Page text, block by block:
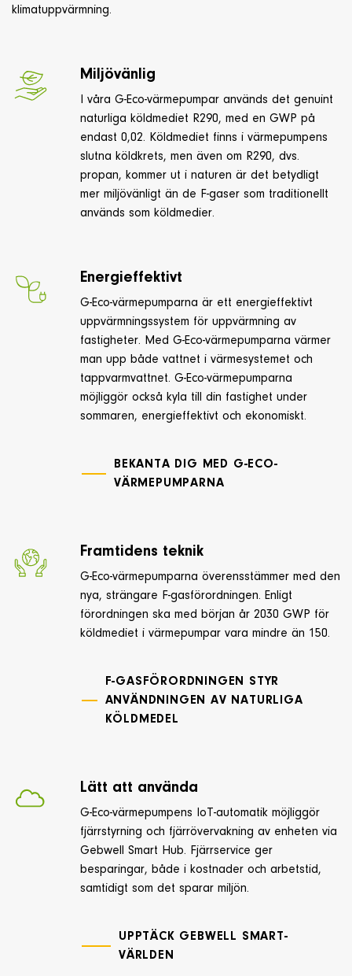
klimatuppvärmning.
Miljövänlig
I våra G-Eco-värmepumpar används det genuint
naturliga köldmediet R290, med en GWP på
endast 0,02. Köldmediet finns i värmepumpens
slutna köldkrets, men även om R290, dvs.
propan, kommer ut i naturen är det betydligt
mer miljövänligt än de F-gaser som traditionellt
används som köldmedier.
Energieffektivt
G-Eco-värmepumparna är ett energieffektivt
uppvärmningssystem för uppvärmning av
fastigheter. Med G-Eco-värmepumparna värmer
man upp både vattnet i värmesystemet och
tappvarmvattnet. G-Eco-värmepumparna
möjliggör också kyla till din fastighet under
sommaren, energieffektivt och ekonomiskt.
BEKANTA DIG MED G-ECO-
VÄRMEPUMPARNA
Framtidens teknik
G-Eco-värmepumparna överensstämmer med den
nya, strängare F-gasförordningen. Enligt
förordningen ska med början år 2030 GWP för
köldmediet i värmepumpar vara mindre än 150.
F-GASFÖRORDNINGEN STYR
ANVÄNDNINGEN AV NATURLIGA
KÖLDMEDEL
Lätt att använda
G-Eco-värmepumpens IoT-automatik möjliggör
fjärrstyrning och fjärrövervakning av enheten via
Gebwell Smart Hub. Fjärrservice ger
besparingar, både i kostnader och arbetstid,
samtidigt som det sparar miljön.
UPPTÄCK GEBWELL SMART-
VÄRLDEN